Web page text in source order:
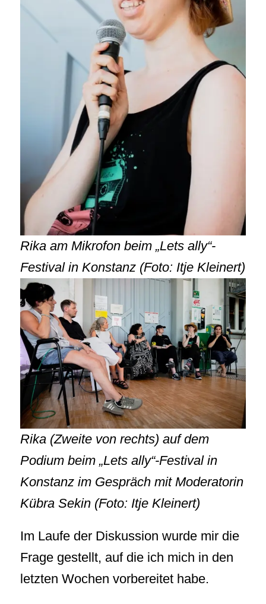
Rika am Mikrofon beim „Lets ally“-
Festival in Konstanz (Foto: Itje Kleinert)
Rika (Zweite von rechts) auf dem
Podium beim „Lets ally“-Festival in
Konstanz im Gespräch mit Moderatorin
Kübra Sekin (Foto: Itje Kleinert)
Im Laufe der Diskussion wurde mir die
Frage gestellt, auf die ich mich in den
letzten Wochen vorbereitet habe.